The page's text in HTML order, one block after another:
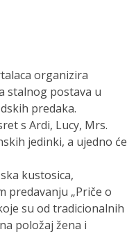
organizira
stalnog postava u
predaka.
s Ardi, Lucy, Mrs.
jedinki, a ujedno će
kustosica,
predavanju „Priče o
su od tradicionalnih
položaj žena i